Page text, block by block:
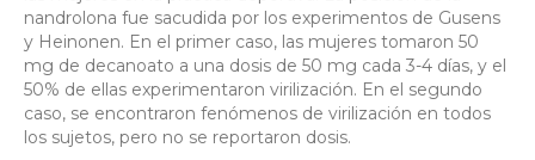
nandrolona fue sacudida por los experimentos de Gusens
y Heinonen. En el primer caso, las mujeres tomaron 50
mg de decanoato a una dosis de 50 mg cada 3-4 días, y el
50% de ellas experimentaron virilización. En el segundo
caso, se encontraron fenómenos de virilización en todos
los sujetos, pero no se reportaron dosis.